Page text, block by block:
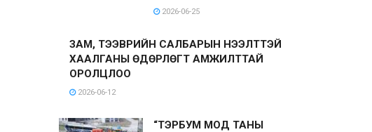
2026-06-25
ЗАМ, ТЭЭВРИЙН САЛБАРЫН НЭЭЛТТЭЙ
ХААЛГАНЫ ӨДӨРЛӨГТ АМЖИЛТТАЙ
ОРОЛЦЛОО
2026-06-12
“ТЭРБУМ МОД ТАНЫ